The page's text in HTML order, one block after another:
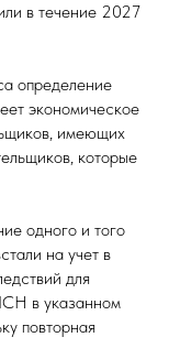
в течение 2027
определение
экономическое
имеющих
которые
одного и того
на учет в
для
в указанном
повторная